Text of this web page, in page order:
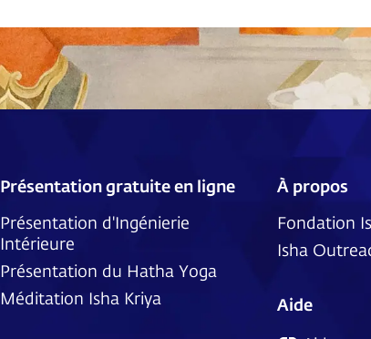
Présentation gratuite en ligne
Présentation d'Ingénierie
Intérieure
Présentation du Hatha Yoga
Méditation Isha Kriya
À propos
Fondation
Isha
Aide